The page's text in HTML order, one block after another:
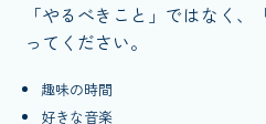
「やるべきこと」ではなく
ってください。
趣味の時間
好きな音楽